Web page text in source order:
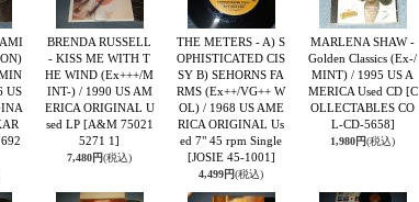
US
BRENDA RUSSELL
- KISS ME WITH T
HE WIND (Ex+++/M
INT-) / 1990 US AM
ERICA ORIGINAL U
sed LP [A&M 75021
5271 1]
7,480円(税込)
THE METERS - A) S
OPHISTICATED CIS
SY B) SEHORNS FA
RMS (Ex++/VG++ W
OL) / 1968 US AME
RICA ORIGINAL Us
ed 7" 45 rpm Single
[JOSIE 45-1001]
4,499円(税込)
MARLENA SHAW -
Golden Classics (Ex-/
MINT) / 1995 US A
MERICA Used CD [C
OLLECTABLES CO
L-CD-5658]
1,980円(税込)